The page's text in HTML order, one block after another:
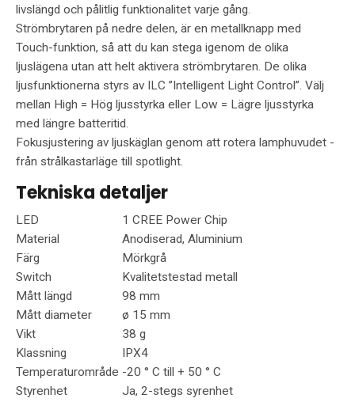
livslängd och pålitlig funktionalitet varje gång.
Strömbrytaren på nedre delen, är en metallknapp med
Touch-funktion, så att du kan stega igenom de olika
ljuslägena utan att helt aktivera strömbrytaren. De olika
ljusfunktionerna styrs av ILC ”Intelligent Light Control”. Välj
mellan High = Hög ljusstyrka eller Low = Lägre ljusstyrka
med längre batteritid.
Fokusjustering av ljuskäglan genom att rotera lamphuvudet -
från strålkastarläge till spotlight.
Tekniska detaljer
LED
1 CREE Power Chip
Material
Anodiserad, Aluminium
Färg
Mörkgrå
Switch
Kvalitetstestad metall
Mått längd
98 mm
Mått diameter
ø 15 mm
Vikt
38 g
Klassning
IPX4
Temperaturområde -20 ° C till + 50 ° C
Styrenhet
Ja, 2-stegs syrenhet